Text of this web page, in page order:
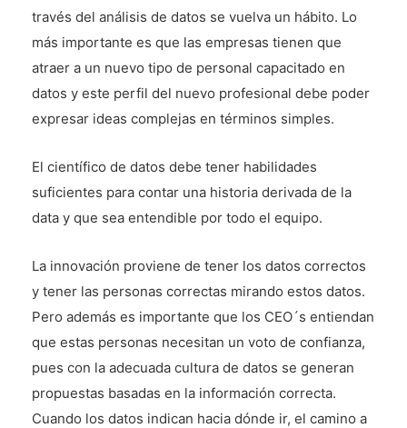
través del análisis de datos se vuelva un hábito. Lo
más importante es que las empresas tienen que
atraer a un nuevo tipo de personal capacitado en
datos y este perfil del nuevo profesional debe poder
expresar ideas complejas en términos simples.
El científico de datos debe tener habilidades
suficientes para contar una historia derivada de la
data y que sea entendible por todo el equipo.
La innovación proviene de tener los datos correctos
y tener las personas correctas mirando estos datos.
Pero además es importante que los CEO´s entiendan
que estas personas necesitan un voto de confianza,
pues con la adecuada cultura de datos se generan
propuestas basadas en la información correcta.
Cuando los datos indican hacia dónde ir, el camino a